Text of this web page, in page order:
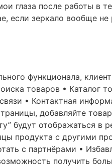
глаза после работы в
если зеркало вообще не
функционала,
товаров • Каталог
• Контактная
добавляйте
будут отображаться в
продукта с другими
с партнёрами •
получить